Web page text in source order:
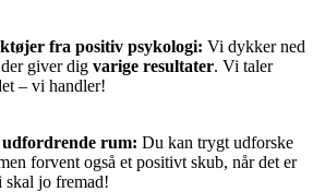
fra positiv psykologi: Vi dykker ned
giver dig varige resultater. Vi taler
– vi handler!
rum: Du kan trygt udforske
forvent også et positivt skub, når det er
jo fremad!